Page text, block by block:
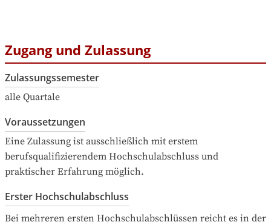
Zugang und Zulassung
Zulassungssemester
alle Quartale
Voraussetzungen
Eine Zulassung ist ausschließlich mit erstem
berufsqualifizierendem Hochschulabschluss und
praktischer Erfahrung möglich.
Erster Hochschulabschluss
Bei mehreren ersten Hochschulabschlüssen reicht es in der